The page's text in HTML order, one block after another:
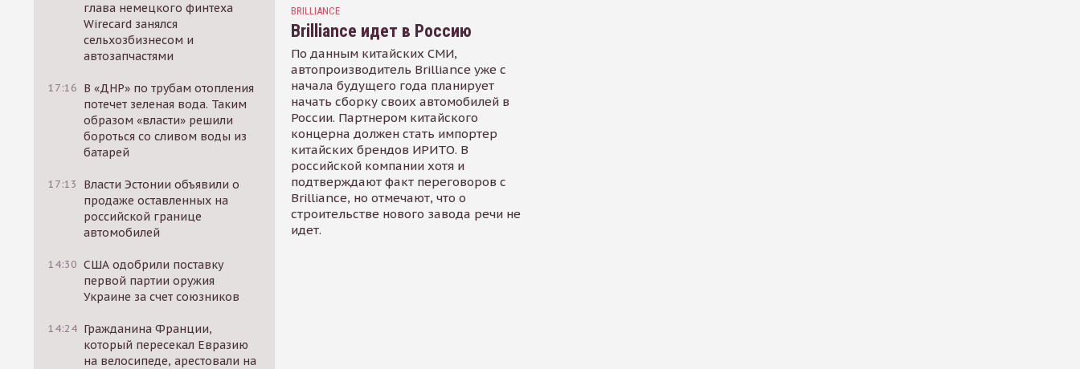
глава немецкого финтеха
Wirecard занялся
сельхозбизнесом и
автозапчастями
17:16 В «ДНР» по трубам отопления
потечет зеленая вода. Таким
образом «власти» решили
бороться со сливом воды из
батарей
17:13
Власти Эстонии объявили о
продаже оставленных на
российской границе
автомобилей
14:30 США одобрили поставку
первой партии оружия
Украине за счет союзников
14:24 Гражданина Франции,
который пересекал Евразию
на велосипеде, арестовали на
BRILLIANCE
Brilliance идет в Россию
По данным китайских СМИ,
автопроизводитель Brilliance уже с
начала будущего года планирует
начать сборку своих автомобилей в
России. Партнером китайского
концерна должен стать импортер
китайских брендов ИРИТО. В
российской компании хотя и
подтверждают факт переговоров с
Brilliance, но отмечают, что о
строительстве нового завода речи не
идет.